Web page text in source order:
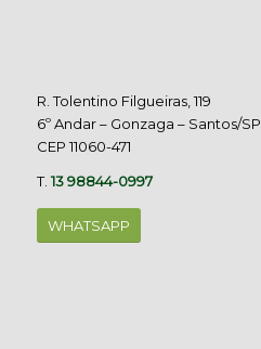
R. Tolentino Filgueiras, 119
6º Andar – Gonzaga – Santos/SP
CEP 11060-471
T.13 98844-0997
WHATSAPP